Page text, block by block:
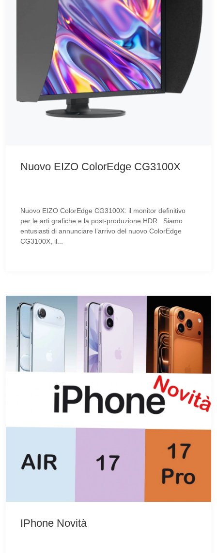
Nuovo EIZO ColorEdge CG3100X
Nuovo EIZO ColorEdge CG3100X: il monitor definitivo
per le arti grafiche e la post-produzione HDR Siamo
entusiasti di annunciare l’arrivo del nuovo ColorEdge
CG3100X, il...
IPhone Novità